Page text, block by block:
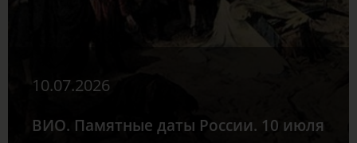
10.07.2026
ВИО. Памятные даты России. 10 июля